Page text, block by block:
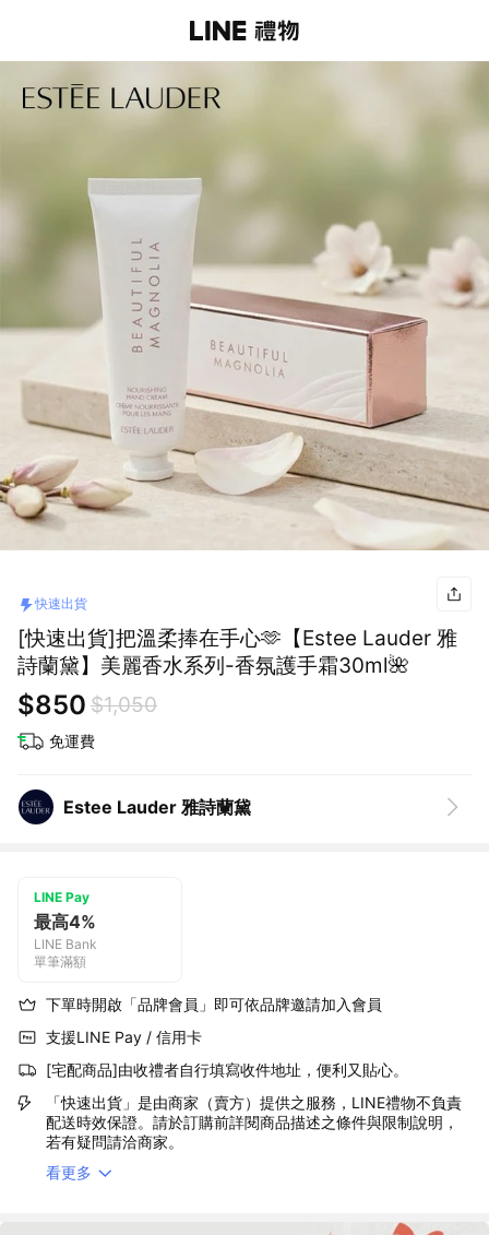
快速出貨
[快速出貨]把溫柔捧在手心🫶【Estee Lauder 雅
詩蘭黛】美麗香水系列-香氛護手霜30ml🌺
$850 $1,050
免運費
Estee Lauder 雅詩蘭黛
LINE Pay
最高4%
LINE Bank
單筆滿額
下單時開啟「品牌會員」即可依品牌邀請加入會員
支援LINE Pay / 信用卡
[宅配商品]由收禮者自行填寫收件地址，便利又貼心。
「快速出貨」是由商家（賣方）提供之服務，LINE禮物不負責
配送時效保證。請於訂購前詳閱商品描述之條件與限制說明，
若有疑問請洽商家。
看更多